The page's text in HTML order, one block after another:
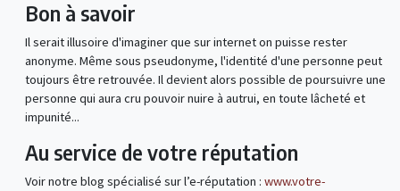
Bon à savoir
Il serait illusoire d'imaginer que sur internet on puisse rester
anonyme. Même sous pseudonyme, l'identité d'une personne peut
toujours être retrouvée. Il devient alors possible de poursuivre une
personne qui aura cru pouvoir nuire à autrui, en toute lâcheté et
impunité...
Au service de votre réputation
Voir notre blog spécialisé sur l’e-réputation : www.votre-